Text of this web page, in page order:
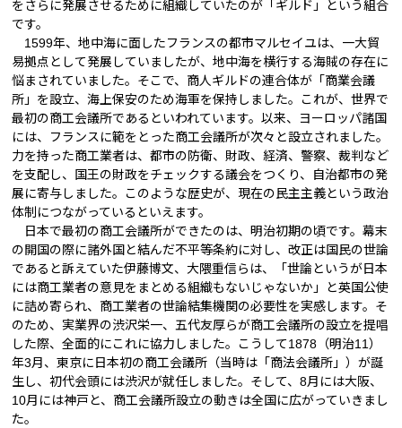
をさらに発展させるために組織していたのが「ギルド」という組合
です。
1599年、地中海に面したフランスの都市マルセイユは、一大貿
易拠点として発展していましたが、地中海を横行する海賊の存在に
悩まされていました。そこで、商人ギルドの連合体が「商業会議
所」を設立、海上保安のため海軍を保持しました。これが、世界で
最初の商工会議所であるといわれています。以来、ヨーロッパ諸国
には、フランスに範をとった商工会議所が次々と設立されました。
力を持った商工業者は、都市の防衛、財政、経済、警察、裁判など
を支配し、国王の財政をチェックする議会をつくり、自治都市の発
展に寄与しました。このような歴史が、現在の民主主義という政治
体制につながっているといえます。
日本で最初の商工会議所ができたのは、明治初期の頃です。幕末
の開国の際に諸外国と結んだ不平等条約に対し、改正は国民の世論
であると訴えていた伊藤博文、大隈重信らは、「世論というが日本
には商工業者の意見をまとめる組織もないじゃないか」と英国公使
に詰め寄られ、商工業者の世論結集機関の必要性を実感します。そ
のため、実業界の渋沢栄一、五代友厚らが商工会議所の設立を提唱
した際、全面的にこれに協力しました。こうして1878（明治11）
年3月、東京に日本初の商工会議所（当時は「商法会議所」）が誕
生し、初代会頭には渋沢が就任しました。そして、8月には大阪、
10月には神戸と、商工会議所設立の動きは全国に広がっていきまし
た。